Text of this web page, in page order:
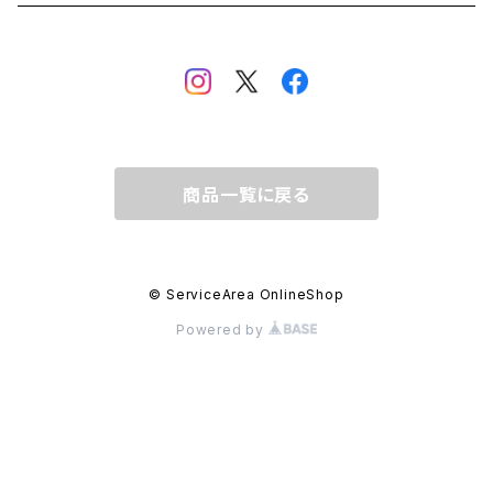
商品一覧に戻る
© ServiceArea OnlineShop
Powered by